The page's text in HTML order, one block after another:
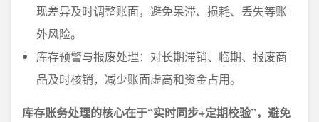
现差异及时调整账面，避免呆滞、损耗、丢失等账
外风险。
库存预警与报废处理：对长期滞销、临期、报废商
品及时核销，减少账面虚高和资金占用。
库存账务处理的核心在于“实时同步+定期校验”，避免